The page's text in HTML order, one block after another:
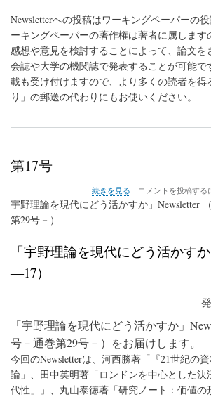
Newsletterへの投稿はワーキングペーパーの
ーキングペーパーの著作権は著者に属しま
感想や意見を検討することによって、論文を
会誌や大学の機関誌で発表することが可能で
載も受け付けますので、より多くの読者を得
り」の郵送の代わりにもお使いください。
第17号
第
17
号
続きを見る コメントを投稿する
宇野理論を現代にどう活かすか」Newsletter
第29号－）
「宇野理論を現代にどう活かす
―17）
「宇野理論を現代にどう活かすか」
号－通巻第29号－）をお届けします。
今回のNewsletterは、河西勝著「『21世紀の
論」、田中英明著「ロンドンを中心とした決
代性」」、丸山泰徳著「研究ノート：価値の